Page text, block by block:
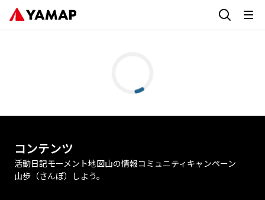
コンテンツ
活動日記モーメント地図山の情報コミュニティ キャンペーン
山歩（さんぽ）しよう。